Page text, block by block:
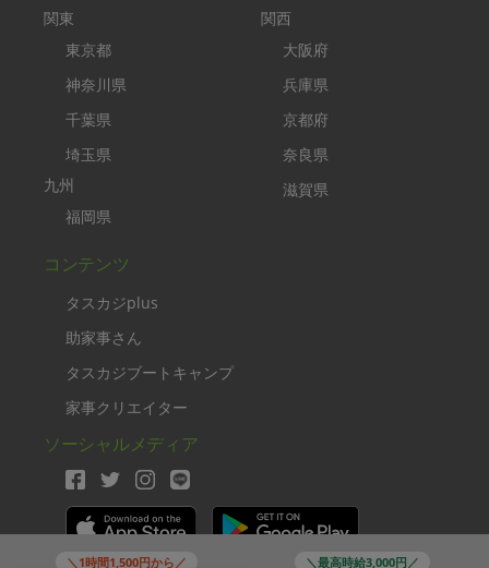
＼1時間1,500円から／ ＼最高時給3,000円／
関東
東京都
神奈川県
千葉県
埼玉県
九州
福岡県
関西
大阪府
兵庫県
京都府
奈良県
滋賀県
コンテンツ
タスカジplus
助家事さん
タスカジブートキャンプ
家事クリエイター
ソーシャルメディア